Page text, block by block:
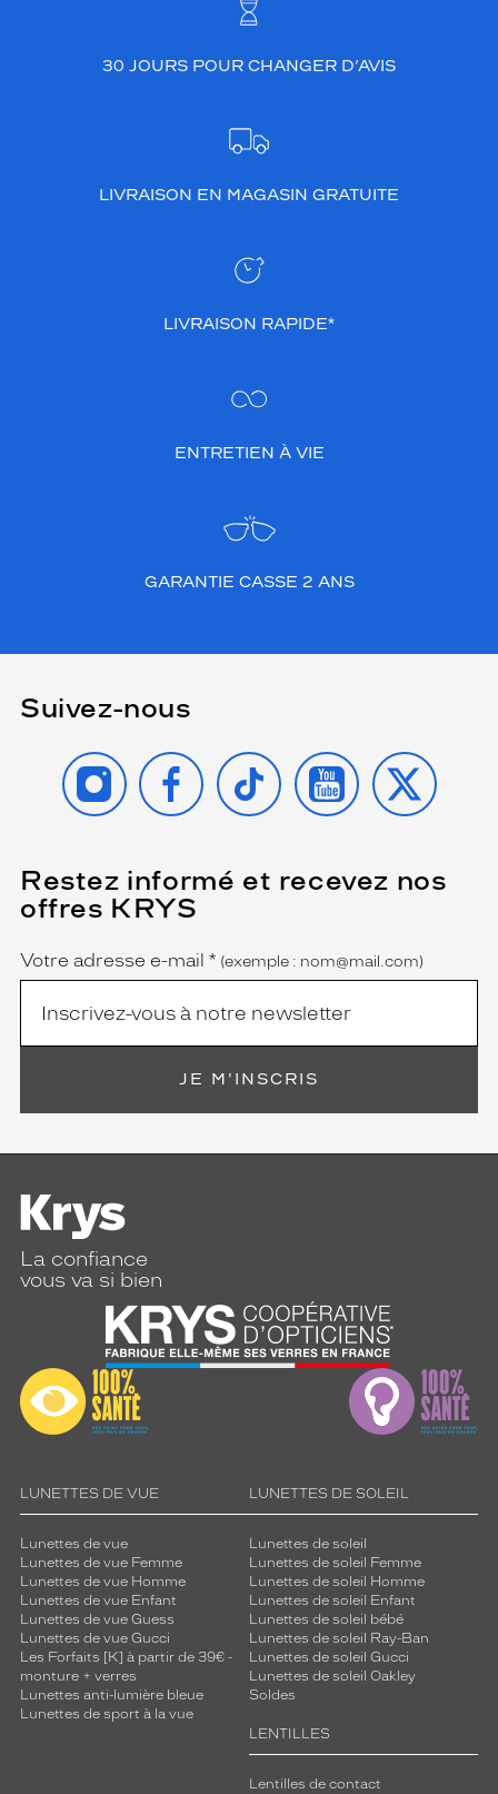
30 JOURS POUR CHANGER D’AVIS
LIVRAISON EN MAGASIN GRATUITE
LIVRAISON RAPIDE*
ENTRETIEN À VIE
GARANTIE CASSE 2 ANS
Suivez-nous
INSTAGRAMFACEBOOK
TIKTOK YOUTUBE
X
Restez informé et recevez nos
offres KRYS
Name
Votre adresse e-mail *
(Ce
champ
est
(exemple : nom@mail.com)
JE M'INSCRIS
La confiance
vous va si bien
LUNETTES DE VUE
Lunettes de vue
Lunettes de vue Femme
Lunettes de vue Homme
Lunettes de vue Enfant
Lunettes de vue Guess
Lunettes de vue Gucci
Les Forfaits [K] à partir de 39€ -
monture + verres
Lunettes anti-lumière bleue
Lunettes de sport à la vue
LUNETTES DE SOLEIL
Lunettes de soleil
Lunettes de soleil Femme
Lunettes de soleil Homme
Lunettes de soleil Enfant
Lunettes de soleil bébé
Lunettes de soleil Ray-Ban
Lunettes de soleil Gucci
Lunettes de soleil Oakley
Soldes
LENTILLES
Lentilles de contact